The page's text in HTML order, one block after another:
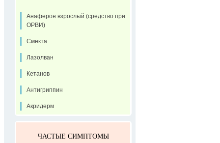
Анаферон взрослый (средство при
ОРВИ)
Смекта
Лазолван
Кетанов
Антигриппин
Акридерм
ЧАСТЫЕ СИМПТОМЫ